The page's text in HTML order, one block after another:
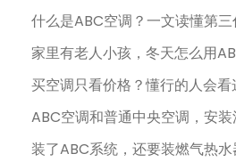
什么是ABC空调？一文读懂第
家里有老人小孩，冬天怎么用
买空调只看价格？懂行的人会
ABC空调和普通中央空调，安
装了ABC系统，还要装燃气热